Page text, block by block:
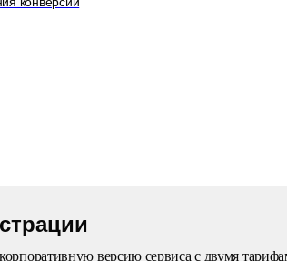
версию сервиса с двумя